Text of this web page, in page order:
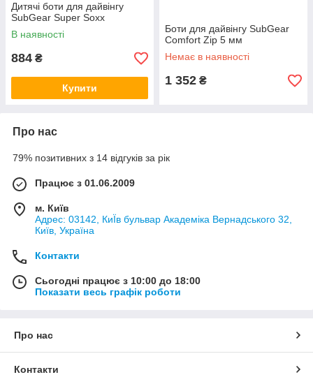
Дитячі боти для дайвінгу
SubGear Super Soxx
В наявності
884 ₴
Купити
Боти для дайвінгу SubGear
Comfort Zip 5 мм
Немає в наявності
1 352 ₴
Про нас
79% позитивних з 14 відгуків за рік
Працює з 01.06.2009
м. Київ
Адрес: 03142, КиЇв бульвар Академіка Вернадського 32,
Київ, Україна
Контакти
Сьогодні працює з 10:00 до 18:00
Показати весь графік роботи
Про нас
Контакти